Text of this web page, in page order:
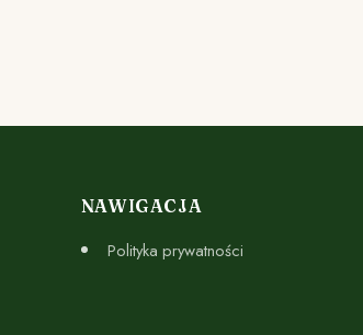
NAWIGACJA
Polityka prywatności